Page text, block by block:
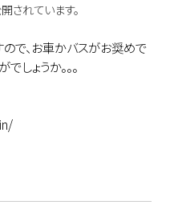
されています。
で、お車かバスがお奨めで
しょうか。。。